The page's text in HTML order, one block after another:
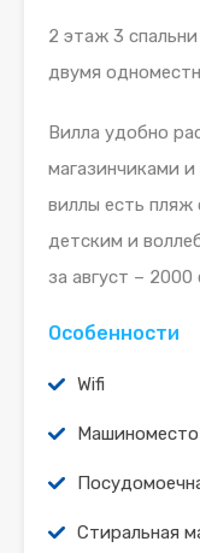
2 этаж 3
двумя
Вилла удобно
магазинчиками
виллы есть пляж
детским и
за август –
Особенности
Wifi
Машиноместо
Стиральная